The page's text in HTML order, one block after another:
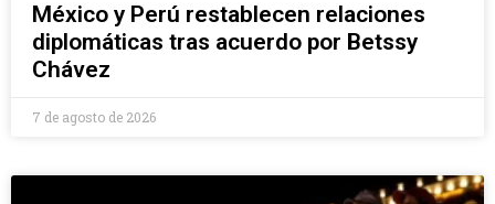
México y Perú restablecen relaciones
diplomáticas tras acuerdo por Betssy
Chávez
7 de agosto de 2026